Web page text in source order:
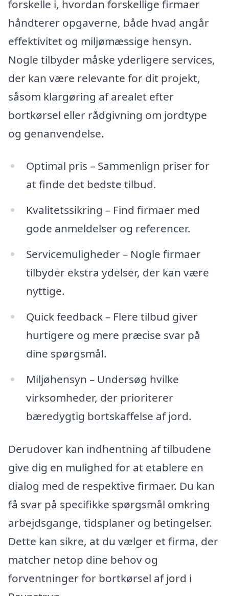
forskelle i, hvordan forskellige firmaer
håndterer opgaverne, både hvad angår
effektivitet og miljømæssige hensyn.
Nogle tilbyder måske yderligere services,
der kan være relevante for dit projekt,
såsom klargøring af arealet efter
bortkørsel eller rådgivning om jordtype
og genanvendelse.
Optimal pris – Sammenlign priser for
at finde det bedste tilbud.
Kvalitetssikring – Find firmaer med
gode anmeldelser og referencer.
Servicemuligheder – Nogle firmaer
tilbyder ekstra ydelser, der kan være
nyttige.
Quick feedback – Flere tilbud giver
hurtigere og mere præcise svar på
dine spørgsmål.
Miljøhensyn – Undersøg hvilke
virksomheder, der prioriterer
bæredygtig bortskaffelse af jord.
Derudover kan indhentning af tilbudene
give dig en mulighed for at etablere en
dialog med de respektive firmaer. Du kan
få svar på specifikke spørgsmål omkring
arbejdsgange, tidsplaner og betingelser.
Dette kan sikre, at du vælger et firma, der
matcher netop dine behov og
forventninger for bortkørsel af jord i